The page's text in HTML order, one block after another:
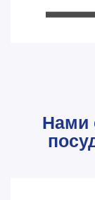
Нами